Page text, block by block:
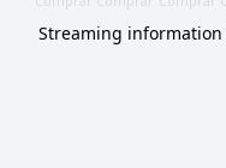
requerir la
Streaming information